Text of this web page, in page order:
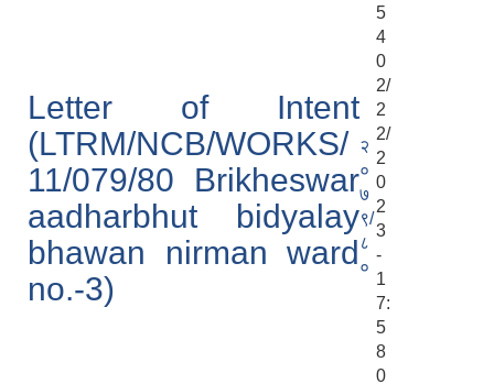
5
4
Letter of Intent
(LTRM/NCB/WORKS/
11/079/80 Brikheswar
aadharbhut bidyalay
bhawan nirman ward
no.-3)
२
०
७
९/
८
०
0
2/
2
2/
2
0
2
3
-
1
7:
5
8
0